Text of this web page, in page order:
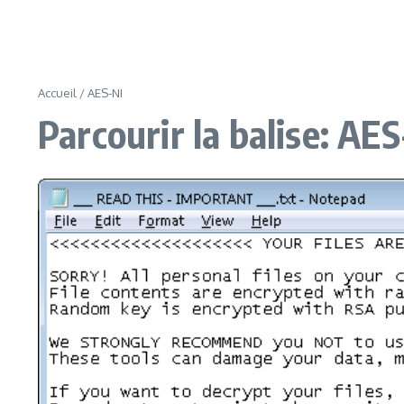
Accueil /AES-NI
Parcourir la balise: